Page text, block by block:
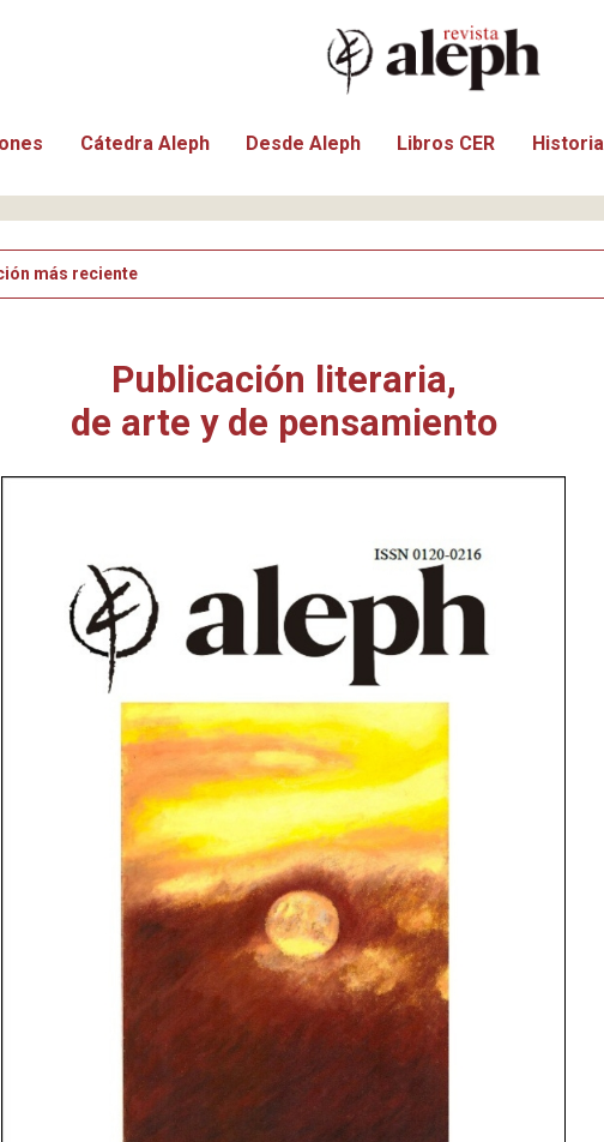
Cátedra Aleph Desde Aleph Libros CER Historia
más reciente
Publicación literaria,
de arte y de pensamiento